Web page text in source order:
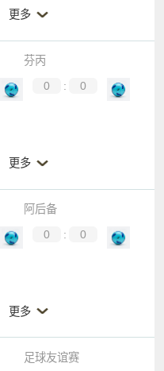
更多
芬丙
0 :
0
更多
阿后备
0 :
0
更多
足球友谊赛